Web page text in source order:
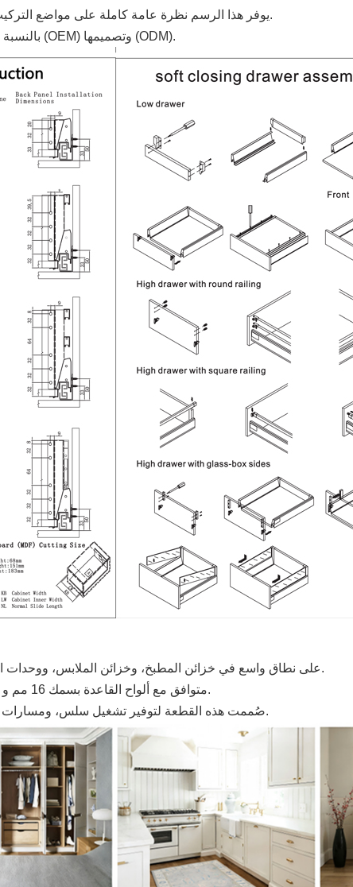
يوفر هذا الرسم نظرة عامة كاملة على مواضع التركيب وأبعاد المنتج، مما يجعل عملية التركيب أسهل وأكثر دقة.
*بالنسبة للأحجام المخصصة، تتوفر خدمات تصنيع المعدات الأصلية (OEM) وتصميمها (ODM).
يُستخدم نظام الأدراج Tandem Box على نطاق واسع في خزائن المطبخ، وخزائن الملابس، ووحدات الحمام، وأثاث التخزين.
متوافق مع ألواح القاعدة بسمك 16 مم و 18 مم، ويتناسب مع معايير الألواح الشائعة وهياكل الأدراج.
صُممت هذه القطعة لتوفير تشغيل سلس، ومسارات مخفية، وتكوينات مرنة لتطبيقات الأثاث السكني والتجاري.